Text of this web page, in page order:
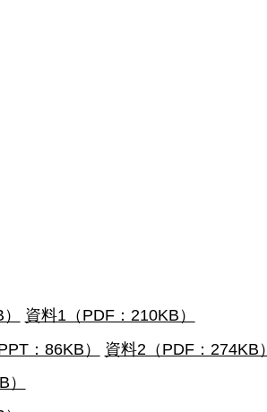
資料1（PDF：210KB）
：86KB）
資料2（PDF：274KB）